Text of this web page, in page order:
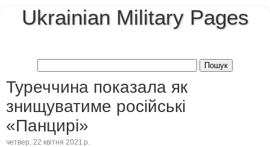
Ukrainian Military Pages
Туреччина показала як
знищуватиме російські
«Панцирі»
четвер, 22 квітня 2021 р.